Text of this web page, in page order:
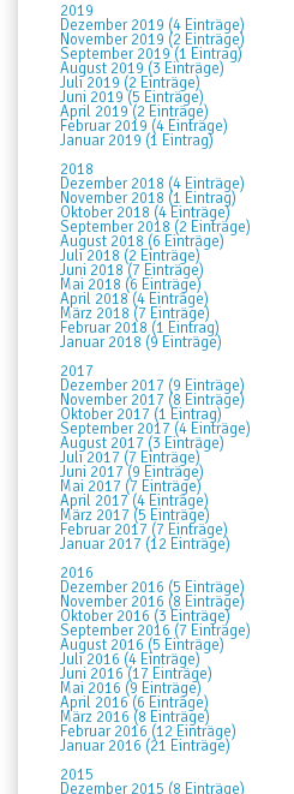
2019
Dezember 2019 (4 Einträge)
November 2019 (2 Einträge)
September 2019 (1 Eintrag)
August 2019 (3 Einträge)
Juli 2019 (2 Einträge)
Juni 2019 (5 Einträge)
April 2019 (2 Einträge)
Februar 2019 (4 Einträge)
Januar 2019 (1 Eintrag)
2018
Dezember 2018 (4 Einträge)
November 2018 (1 Eintrag)
Oktober 2018 (4 Einträge)
September 2018 (2 Einträge)
August 2018 (6 Einträge)
Juli 2018 (2 Einträge)
Juni 2018 (7 Einträge)
Mai 2018 (6 Einträge)
April 2018 (4 Einträge)
März 2018 (7 Einträge)
Februar 2018 (1 Eintrag)
Januar 2018 (9 Einträge)
2017
Dezember 2017 (9 Einträge)
November 2017 (8 Einträge)
Oktober 2017 (1 Eintrag)
September 2017 (4 Einträge)
August 2017 (3 Einträge)
Juli 2017 (7 Einträge)
Juni 2017 (9 Einträge)
Mai 2017 (7 Einträge)
April 2017 (4 Einträge)
März 2017 (5 Einträge)
Februar 2017 (7 Einträge)
Januar 2017 (12 Einträge)
2016
Dezember 2016 (5 Einträge)
November 2016 (8 Einträge)
Oktober 2016 (3 Einträge)
September 2016 (7 Einträge)
August 2016 (5 Einträge)
Juli 2016 (4 Einträge)
Juni 2016 (17 Einträge)
Mai 2016 (9 Einträge)
April 2016 (6 Einträge)
März 2016 (8 Einträge)
Februar 2016 (12 Einträge)
Januar 2016 (21 Einträge)
2015
Dezember 2015 (8 Einträge)